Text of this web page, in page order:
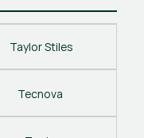
Taylor Stiles
Tecnova